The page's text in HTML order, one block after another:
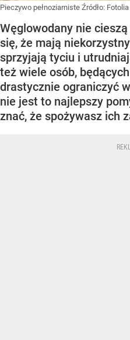
Pieczywo pełnoziarniste Źródło: Fotolia
Węglowodany nie
się, że mają
sprzyjają tyciu i
też wiele osób,
drastycznie ograniczyć
nie jest to najlepszy
znać, że spożywasz ich